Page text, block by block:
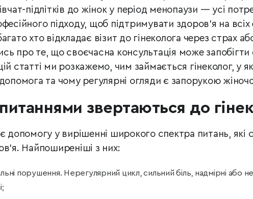
підлітків до жінок у період менопаузи — усі
підходу, щоб підтримувати здоров’я на всіх
хто відкладає візит до гінеколога через страх
про те, що своєчасна консультація може
статті ми розкажемо, чим займається гінеколог, у
та чому регулярні огляди є запорукою
звертаються до
допомогу у вирішенні широкого спектра питань, які
Найпоширеніші з них:
порушення. Нерегулярний цикл, сильний біль, надмірні або